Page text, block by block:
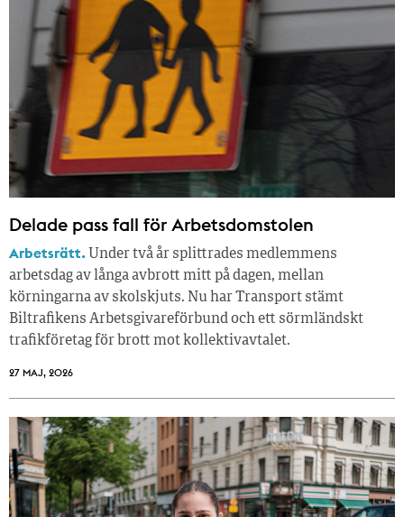
Delade pass fall för Arbetsdomstolen
Arbetsrätt. Under två år splittrades medlemmens
arbetsdag av långa avbrott mitt på dagen, mellan
körningarna av skolskjuts. Nu har Transport stämt
Biltrafikens Arbetsgivareförbund och ett sörmländskt
trafikföretag för brott mot kollektivavtalet.
27 MAJ, 2026